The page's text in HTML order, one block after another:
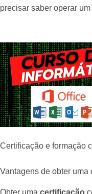
precisar saber operar
Certificação e formação
Vantagens de obter
Obter uma certificação